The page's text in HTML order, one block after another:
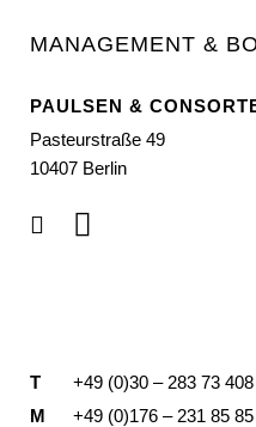
MANAGEMENT &
PAULSEN &
Pasteurstraße 49
10407 Berlin
T
+49 (0)30 – 283 73 408
M
+49 (0)176 – 231 85